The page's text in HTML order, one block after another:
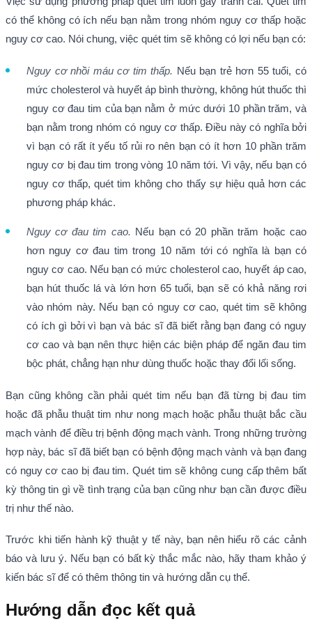
có thể không có ích nếu bạn nằm trong nhóm nguy cơ thấp hoặc
nguy cơ cao. Nói chung, việc quét tim sẽ không có lợi nếu bạn có:
Nguy cơ nhồi máu cơ tim thấp. Nếu bạn trẻ hơn 55 tuổi, có
mức cholesterol và huyết áp bình thường, không hút thuốc thì
nguy cơ đau tim của bạn nằm ở mức dưới 10 phần trăm, và
bạn nằm trong nhóm có nguy cơ thấp. Điều này có nghĩa bởi
vì bạn có rất ít yếu tố rủi ro nên bạn có ít hơn 10 phần trăm
nguy cơ bị đau tim trong vòng 10 năm tới. Vì vậy, nếu bạn có
nguy cơ thấp, quét tim không cho thấy sự hiệu quả hơn các
phương pháp khác.
Nguy cơ đau tim cao. Nếu bạn có 20 phần trăm hoặc cao
hơn nguy cơ đau tim trong 10 năm tới có nghĩa là bạn có
nguy cơ cao. Nếu bạn có mức cholesterol cao, huyết áp cao,
bạn hút thuốc lá và lớn hơn 65 tuổi, bạn sẽ có khả năng rơi
vào nhóm này. Nếu bạn có nguy cơ cao, quét tim sẽ không
có ích gì bởi vì bạn và bác sĩ đã biết rằng bạn đang có nguy
cơ cao và bạn nên thực hiện các biện pháp để ngăn đau tim
bộc phát, chẳng hạn như dùng thuốc hoặc thay đổi lối sống.
Bạn cũng không cần phải quét tim nếu bạn đã từng bị đau tim
hoặc đã phẫu thuật tim như nong mạch hoặc phẫu thuật bắc cầu
mạch vành để điều trị bệnh động mạch vành. Trong những trường
hợp này, bác sĩ đã biết bạn có bệnh động mạch vành và bạn đang
có nguy cơ cao bị đau tim. Quét tim sẽ không cung cấp thêm bất
kỳ thông tin gì về tình trạng của bạn cũng như bạn cần được điều
trị như thế nào.
Trước khi tiến hành kỹ thuật y tế này, bạn nên hiểu rõ các cảnh
báo và lưu ý. Nếu bạn có bất kỳ thắc mắc nào, hãy tham khảo ý
kiến bác sĩ để có thêm thông tin và hướng dẫn cụ thể.
Hướng dẫn đọc kết quả